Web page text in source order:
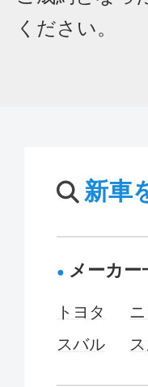
ください。
新車
メーカー
トヨタ
スバル